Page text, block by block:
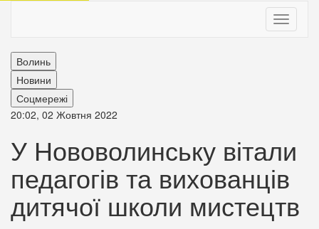
Toggle
Волинь
Новини
Соцмережі
20:02, 02 Жовтня 2022
У Нововолинську вітали
педагогів та вихованців
дитячої школи мистецтв